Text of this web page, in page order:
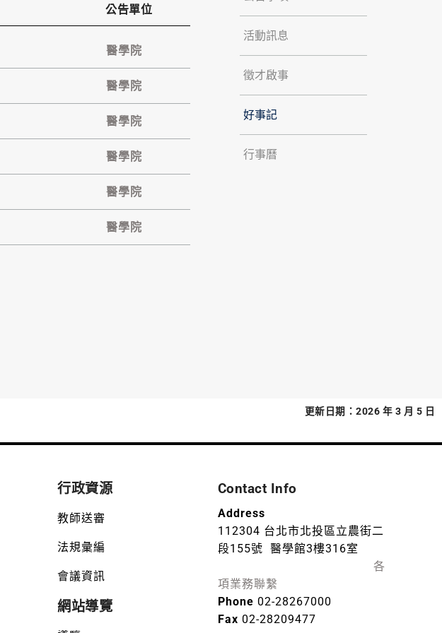
公告單位
醫學院
醫學院
醫學院
醫學院
醫學院
醫學院
活動訊息
徵才啟事
好事記
行事曆
更新日期：2026 年 3 月 5 日
行政資源
教師送審
法規彙編
會議資訊
網站導覽
Contact Info
Address
112304 台北市北投區立農街二
段155號 醫學館3樓316室
各
項業務聯繫
Phone 02-28267000
Fax 02-28209477